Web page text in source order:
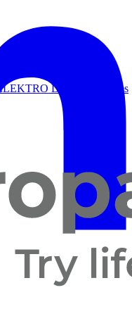
ELEKTRO Daten Serviceges